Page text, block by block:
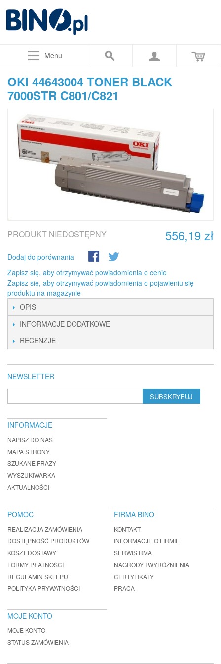
Menu
OKI 44643004 TONER BLACK
7000STR C801/C821
556,19 zł
PRODUKT NIEDOSTĘPNY
Dodaj do porównania
Zapisz się, aby otrzymywać powiadomienia o cenie
Zapisz się, aby otrzymywać powiadomienia o pojawieniu się
produktu na magazynie
OPIS
INFORMACJE DODATKOWE
RECENZJE
NEWSLETTER
SUBSKRYBUJ
INFORMACJE
NAPISZ DO NAS
MAPA STRONY
SZUKANE FRAZY
WYSZUKIWARKA
AKTUALNOŚCI
POMOC
REALIZACJA ZAMÓWIENIA
DOSTĘPNOŚĆ PRODUKTÓW
KOSZT DOSTAWY
FORMY PŁATNOŚCI
REGULAMIN SKLEPU
POLITYKA PRYWATNOŚCI
FIRMA BINO
KONTAKT
INFORMACJE O FIRMIE
SERWIS RMA
NAGRODY I WYRÓŻNIENIA
CERTYFIKATY
PRACA
MOJE KONTO
MOJE KONTO
STATUS ZAMÓWIENIA